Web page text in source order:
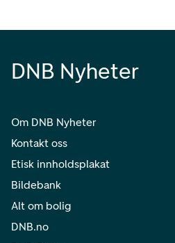
DNB Nyheter
Om DNB Nyheter
Kontakt oss
Etisk innholdsplakat
Bildebank
Alt om bolig
DNB.no